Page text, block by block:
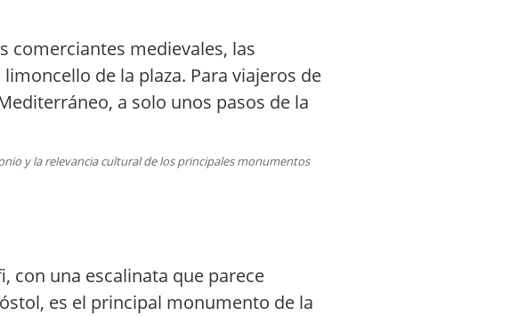
comerciantes medievales, las
de la plaza. Para viajeros de
a solo unos pasos de la
y la relevancia cultural de los principales monumentos
con una escalinata que parece
es el principal monumento de la